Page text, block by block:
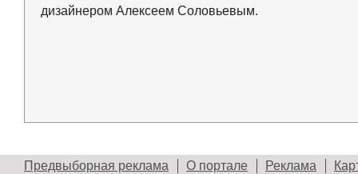
дизайнером Алексеем Соловьевым.
Предвыборная реклама О портале Реклама